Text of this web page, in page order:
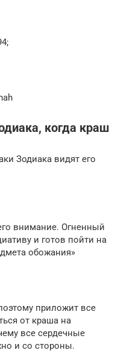
когда краш
Зодиака видят его
внимание. Огненный
и готов пойти на
обожания»
приложит все
от краша на
все сердечные
и со стороны.